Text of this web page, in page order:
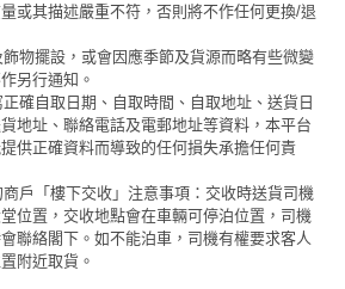
或其描述嚴重不符，否則將不作任何更換/退
物擺設，或會因應季節及貨源而略有些微變
另行通知。
確自取日期、自取時間、自取地址、送貨日
地址、聯絡電話及電郵地址等資料，本平台
供正確資料而導致的任何損失承擔任何責
戶「樓下交收」注意事項：交收時送貨司機
位置，交收地點會在車輛可停泊位置，司機
聯絡閣下。如不能泊車，司機有權要求客人
附近取貨。